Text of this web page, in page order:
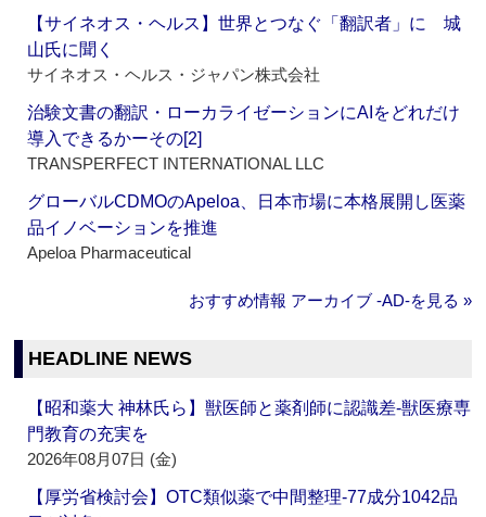
【サイネオス・ヘルス】世界とつなぐ「翻訳者」に 城
山氏に聞く
サイネオス・ヘルス・ジャパン株式会社
治験文書の翻訳・ローカライゼーションにAIをどれだけ
導入できるかーその[2]
TRANSPERFECT INTERNATIONAL LLC
グローバルCDMOのApeloa、日本市場に本格展開し医薬
品イノベーションを推進
Apeloa Pharmaceutical
おすすめ情報 アーカイブ ‐AD‐を見る »
HEADLINE NEWS
【昭和薬大 神林氏ら】獣医師と薬剤師に認識差‐獣医療専
門教育の充実を
2026年08月07日 (金)
【厚労省検討会】OTC類似薬で中間整理‐77成分1042品